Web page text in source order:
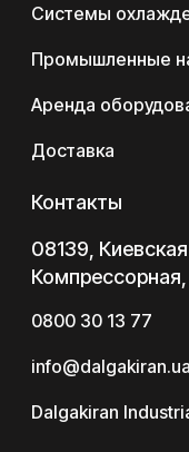
Системы
Промышленные
Аренда
Доставка
Контакты
08139,
Компрессорная,
0800 30 13 77
info@dalgakiran.ua
Dalgakiran